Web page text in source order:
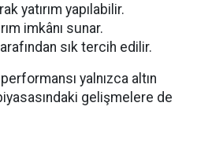
yatırım yapılabilir.
imkânı sunar.
sık tercih edilir.
yalnızca altın
gelişmelere de